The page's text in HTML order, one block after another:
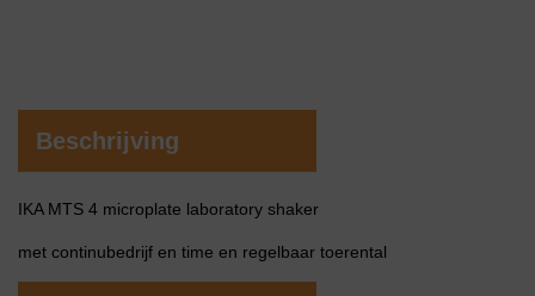
Beschrijving
IKA MTS 4 microplate laboratory shaker
met continubedrijf en time en regelbaar toerental